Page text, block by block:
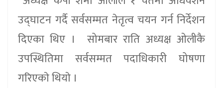
उद्घाटन गर्दै सर्वसम्मत नेतृत्व चयन गर्न निर्देशन
दिएका थिए । सोमबार राति अध्यक्ष ओलीकै
उपस्थितिमा सर्वसम्मत पदाधिकारी घोषणा
गरिएकाे थियाे ।